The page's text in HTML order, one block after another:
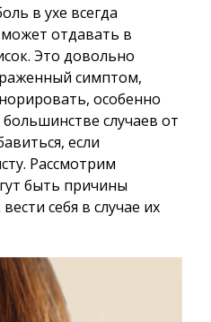
в ухе всегда
отдавать в
Это довольно
симптом,
особенно
случаев от
если
Рассмотрим
быть причины
себя в случае их